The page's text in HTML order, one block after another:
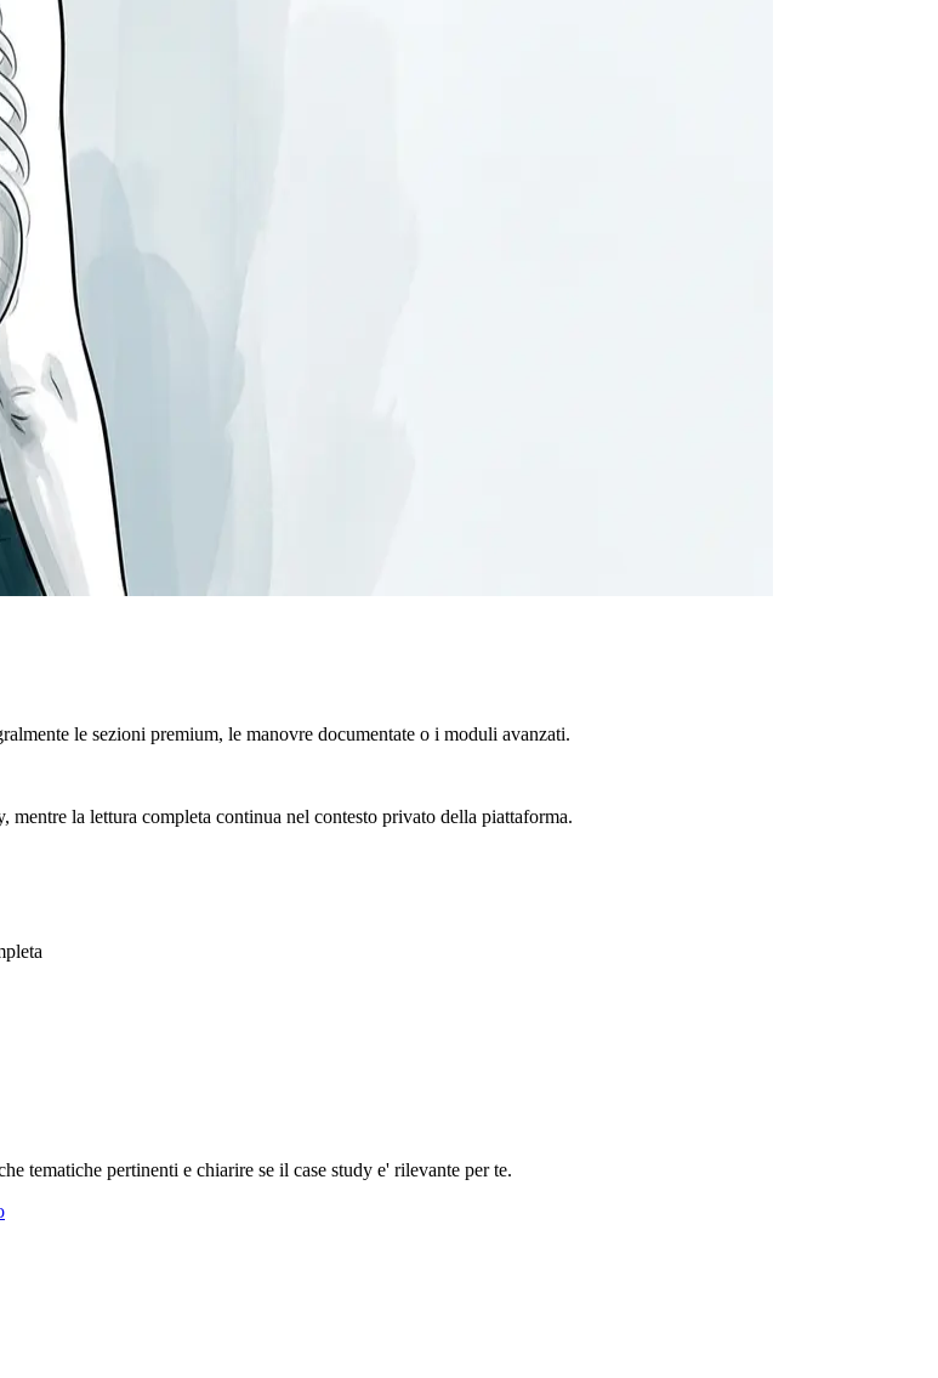
le sezioni premium, le manovre documentate o i moduli avanzati.
mentre la lettura completa continua nel contesto privato della piattaforma.
tematiche pertinenti e chiarire se il case study e' rilevante per te.